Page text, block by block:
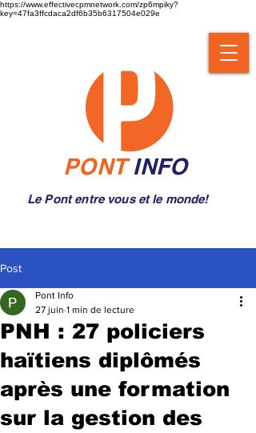
https://www.effectivecpmnetwork.com/zp6mpiky?
key=47fa3ffcdaca2df6b35b6317504e029e
PONTINFO
Le Pont entre vous et le monde!
Post
PNH : 27 policiers
haïtiens diplômés
après une formation
sur la gestion des
Pont Info
27 juin 1 min de lecture